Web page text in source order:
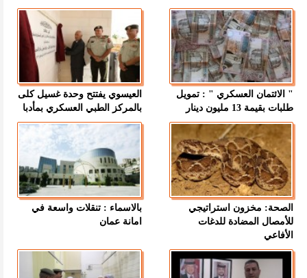
" الائتمان العسكري " : تمويل
طلبات بقيمة 13 مليون دينار
العيسوي يفتتح وحدة غسيل كلى
بالمركز الطبي العسكري بمأدبا
الصحة: مخزون استراتيجي
للأمصال المضادة للدغات
الأفاعي
بالاسماء : تنقلات واسعة في
امانة عمان